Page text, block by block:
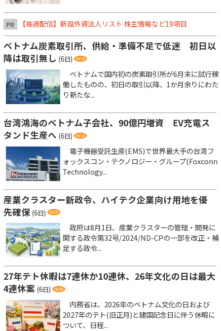
PR 【毎週配信】新設外資法人リスト 株主情報など19項目
ベトナム炭素取引所、供給・準備不足で低迷 初日以
降は取引無し (6日)
ベトナムで国内初の炭素取引所が6月末に試行稼
働したものの、初日の取引以降、1か月余りにわた
り新たな...
台湾鴻海のベトナム子会社、90億円増資 EV充電ス
タンド生産へ (6日)
電子機器受託生産(EMS)で世界最大手の台湾フ
ォックスコン・テクノロジー・グループ(Foxconn
Technology...
産業クラスター新政令、ハイテク企業向け用地を優
先確保 (6日)
政府は8月1日、産業クラスターの管理・開発に
関する政令第32号/2024/ND-CPの一部を改正・補
足する政令...
27年テト休暇は7連休か10連休、26年文化の日は最大
4連休案 (6日)
内務省は、2026年のベトナム文化の日および
2027年のテト(旧正月)と建国記念日に伴う休暇に
ついて、日程...